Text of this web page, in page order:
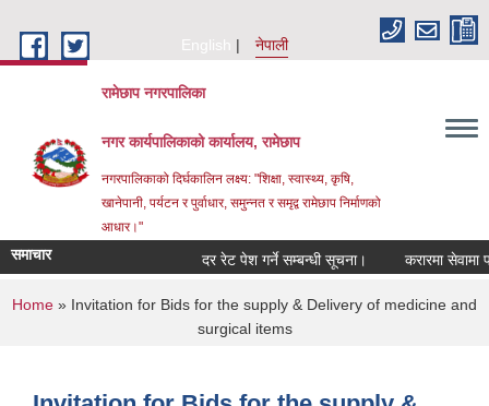
English
नेपाली
रामेछाप नगरपालिका
नगर कार्यपालिकाको कार्यालय, रामेछाप
नगरपालिकाको दिर्घकालिन लक्ष्य: "शिक्षा, स्वास्थ्य, कृषि,
खानेपानी, पर्यटन र पुर्वाधार, समुन्नत र समृद्व रामेछाप निर्माणको
आधार।"
समाचार दर रेट पेश गर्ने सम्बन्धी सूचना। करारमा सेवामा
You are here
Home » Invitation for Bids for the supply & Delivery of medicine and
surgical items